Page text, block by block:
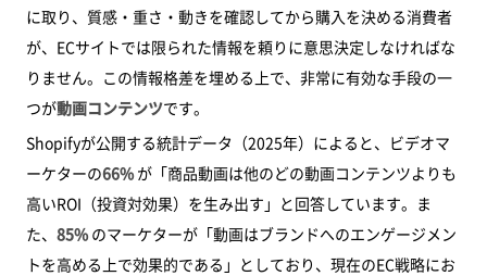
撮影前：ゴールと構成の明確化
撮影の基本ルール
動画の長さと編集指針
Shopifyへの動画実装方法
商品メディアとしての直接アップロード
外部プラットフォームの埋め込み
ページ速度への影響と対策
に取り、質感・重さ・動きを確認してから購入を決める消費者
が、ECサイトでは限られた情報を頼りに意思決定しなければな
りません。この情報格差を埋める上で、非常に有効な手段の一
つが動画コンテンツです。
Shopifyが公開する統計データ（2025年）によると、ビデオマ
ーケターの66%が「商品動画は他のどの動画コンテンツよりも
高いROI（投資対効果）を生み出す」と回答しています。ま
た、 85%のマーケターが「動画はブランドへのエンゲージメン
トを高める上で効果的である」としており、現在のEC戦略にお